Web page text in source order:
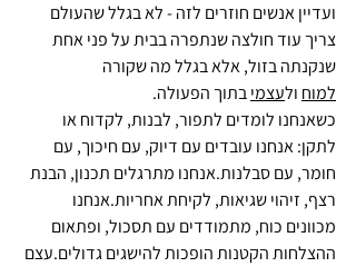
ועדיין אנשים חוזרים לזה - לא בגלל שהעולם
צריך עוד חולצה שנתפרה בבית על פני אחת
שנקנתה בזול, אלא בגלל מה שקורה
למוח ולעצמי בתוך הפעולה.
כשאנחנו לומדים לתפור, לבנות, לקדוח או
לתקן: אנחנו עובדים עם דיוק, עם חיכוך, עם
חומר, עם סבלנות.אנחנו מתרגלים תכנון, הבנת
רצף, זיהוי שגיאות, לקיחת אחריות.אנחנו
מכוונים כוח, מתמודדים עם תסכול, ופתאום
ההצלחות הקטנות הופכות להישגים גדולים.עצם